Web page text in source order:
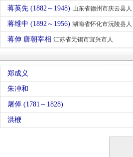
蒋英先 (1882～1948) 山东省德州市庆云县人
蒋维中 (1892～1956) 湖南省怀化市沅陵县人
蒋伸 唐朝宰相 江苏省无锡市宜兴市人
郑成义
朱冲和
屠倬 (1781～1828)
洪楩